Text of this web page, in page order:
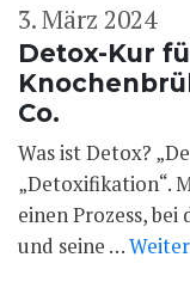
Detox-Kur
Co.
3. März 2024
Was ist Detox?
„Detoxifikation“.
einen Prozess,
und seine …